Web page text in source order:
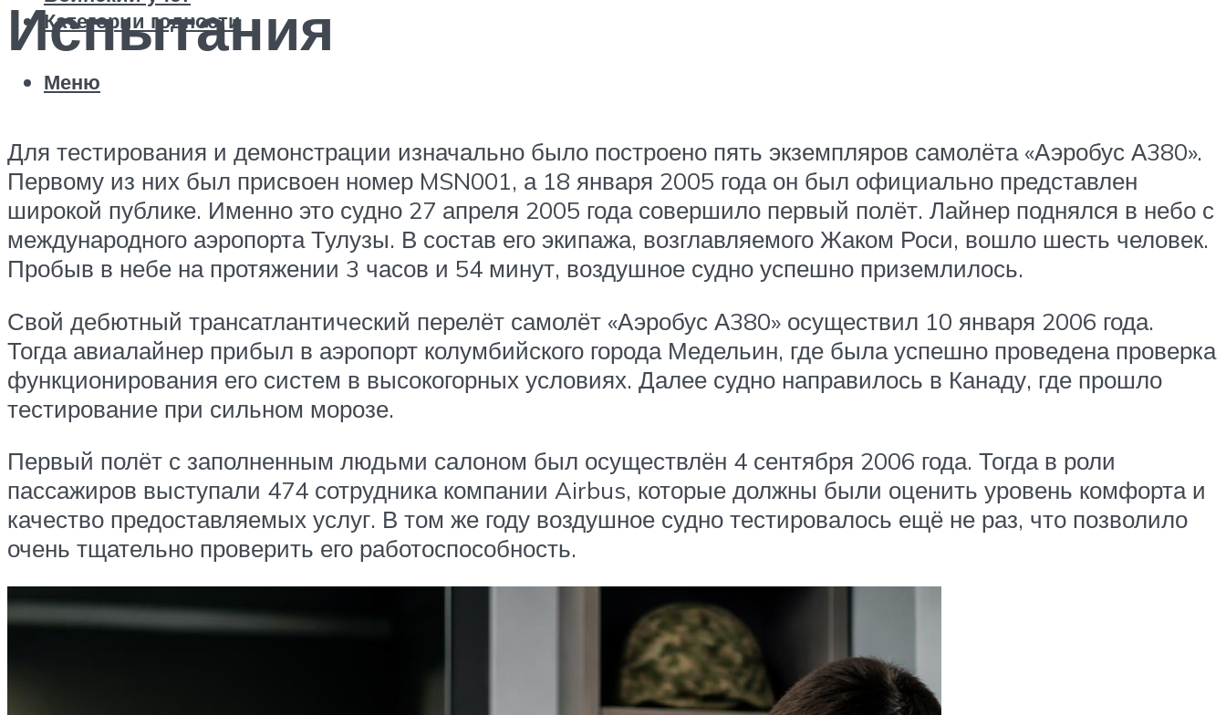
Категории годности
Меню
Испытания
Для тестирования и демонстрации изначально было построено пять экземпляров самолёта «Аэробус А380».
Первому из них был присвоен номер MSN001, а 18 января 2005 года он был официально представлен
широкой публике. Именно это судно 27 апреля 2005 года совершило первый полёт. Лайнер поднялся в небо с
международного аэропорта Тулузы. В состав его экипажа, возглавляемого Жаком Роси, вошло шесть человек.
Пробыв в небе на протяжении 3 часов и 54 минут, воздушное судно успешно приземлилось.
Свой дебютный трансатлантический перелёт самолёт «Аэробус А380» осуществил 10 января 2006 года.
Тогда авиалайнер прибыл в аэропорт колумбийского города Медельин, где была успешно проведена проверка
функционирования его систем в высокогорных условиях. Далее судно направилось в Канаду, где прошло
тестирование при сильном морозе.
Первый полёт с заполненным людьми салоном был осуществлён 4 сентября 2006 года. Тогда в роли
пассажиров выступали 474 сотрудника компании Airbus, которые должны были оценить уровень комфорта и
качество предоставляемых услуг. В том же году воздушное судно тестировалось ещё не раз, что позволило
очень тщательно проверить его работоспособность.